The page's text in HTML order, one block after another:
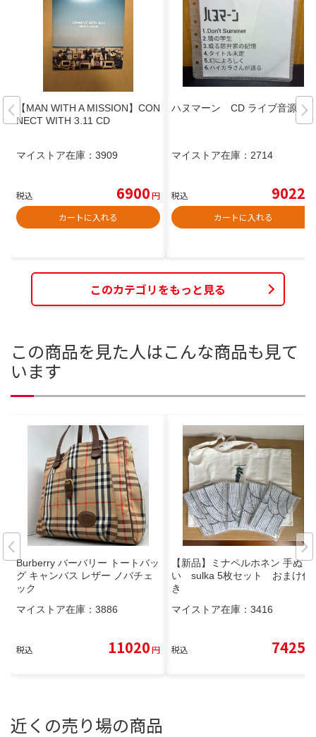
【MAN WITH A MISSION】CON
NECT WITH 3.11 CD
マイストア在庫： 3909
税込 6900円
カートに入れる
ハヌマーン CD ライブ音源
マイストア在庫： 2714
税込 9022
カートに入れる
このカテゴリをもっと見る
この商品を見た人はこんな商品も見て
います
Burberry バーバリー トートバッ
グ キャンバス レザー ノバチェ
ック
マイストア在庫： 3886
税込 11020円
【新品】ミナペルホネン 手ぬぐ
い sulka 5枚セット おまけ付
き
マイストア在庫： 3416
税込 7425
近くの売り場の商品